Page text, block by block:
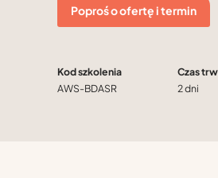
Poproś o ofertę i termin
Kod szkolenia
AWS-BDASR
Czas
2 dni